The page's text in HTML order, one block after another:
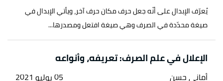
يُعرّف الإبدال على أنّه جعل حرف مكان حرف آخر، ويأتي الإبدال في
صيغة محدّدة في الصرف وهي صيغة افتعل ومصدرها...
الإعلال في علم الصرف: تعريفه، وأنواعه
أماني حسن 05 يوليو 2021